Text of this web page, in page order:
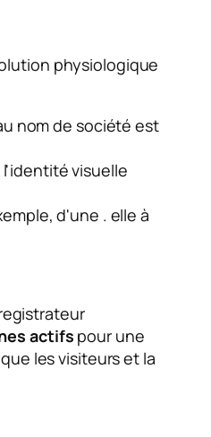
physiologique
nom de société est
visuelle
d'une . elle à
actifs pour une
les visiteurs et la